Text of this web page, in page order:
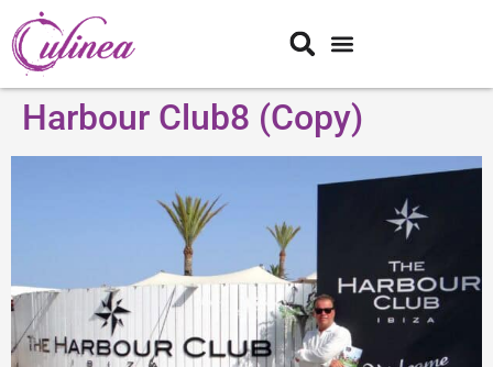
Harbour Club8 (Copy)